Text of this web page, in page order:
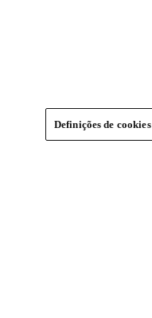
Definições de cookies